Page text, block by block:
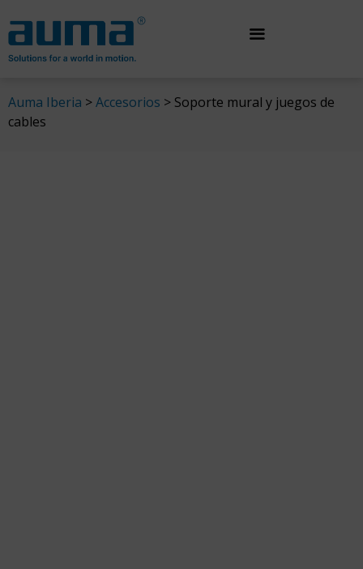
al
contenido
Auma Iberia >Accesorios > Soporte mural y juegos de
cables